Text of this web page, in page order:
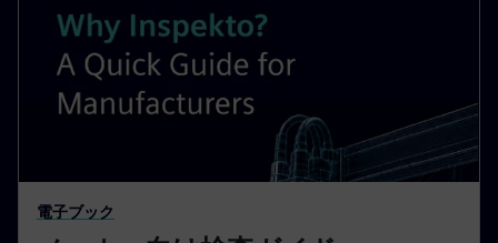
電子ブック